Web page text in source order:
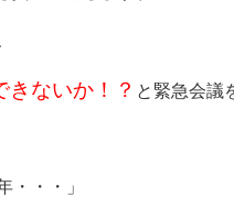
きないか！？ と緊急会議
・・・」